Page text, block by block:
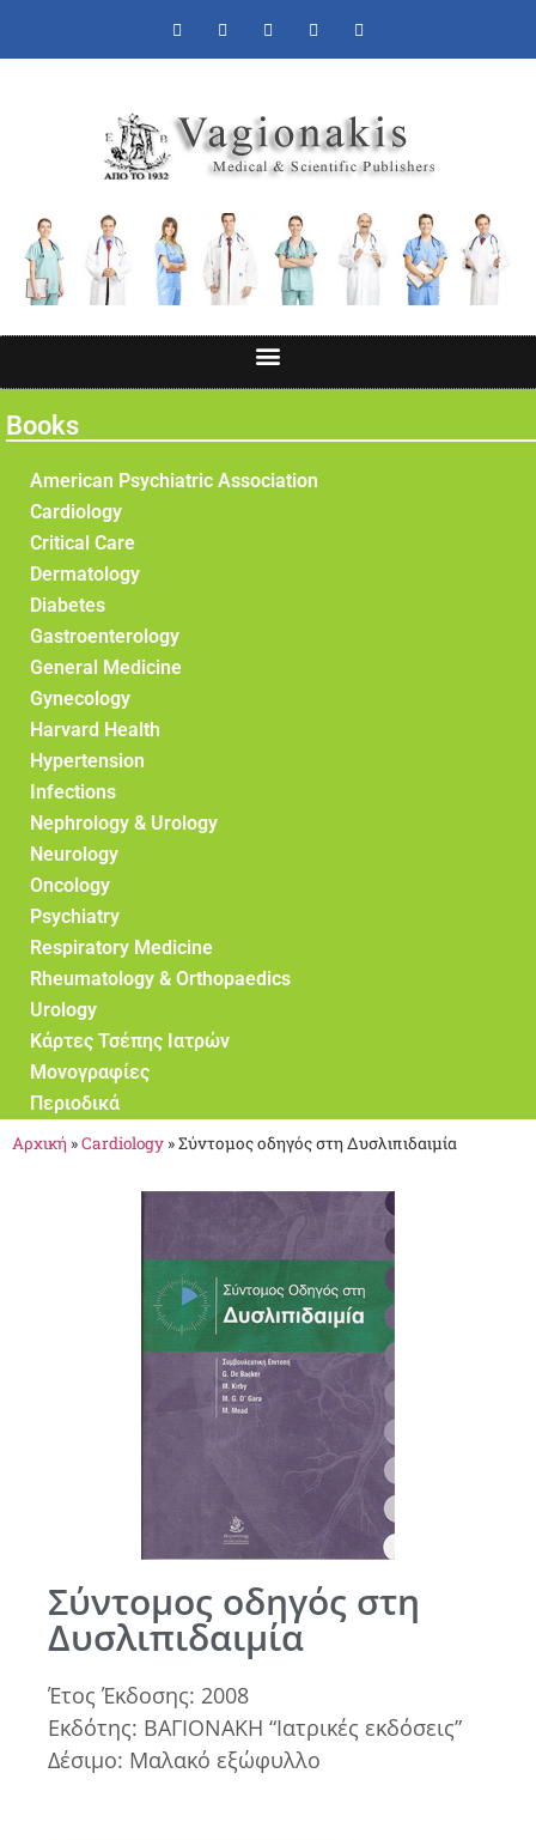
Books
American Psychiatric Association
Cardiology
Critical Care
Dermatology
Diabetes
Gastroenterology
General Medicine
Gynecology
Harvard Health
Hypertension
Infections
Nephrology & Urology
Neurology
Oncology
Psychiatry
Respiratory Medicine
Rheumatology & Orthopaedics
Urology
Κάρτες Τσέπης Ιατρών
Μονογραφίες
Περιοδικά
Αρχική »Cardiology »Σύντομος οδηγός στη Δυσλιπιδαιμία
Σύντομος οδηγός στη
Δυσλιπιδαιμία
Έτος Έκδοσης: 2008
Εκδότης: ΒΑΓΙΟΝΑΚΗ “Ιατρικές εκδόσεις”
Δέσιμο: Μαλακό εξώφυλλο